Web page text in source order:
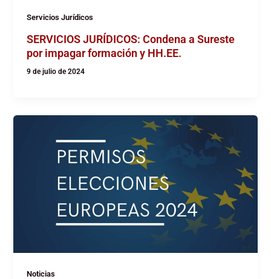
Servicios Jurídicos
SERVICIOS JURÍDICOS: Condena a Sureste
por impagar formación y HH.EE.
9 de julio de 2024
Noticias